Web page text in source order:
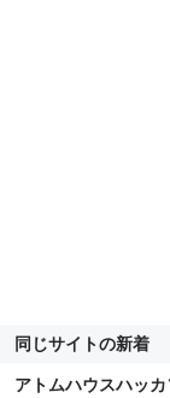
同じサイトの新着
アトムハウスハッ